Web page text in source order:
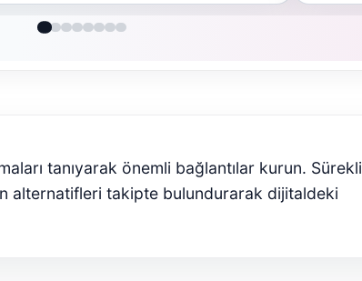
tanıyarak önemli bağlantılar kurun. Sürekli
alternatifleri takipte bulundurarak dijitaldeki